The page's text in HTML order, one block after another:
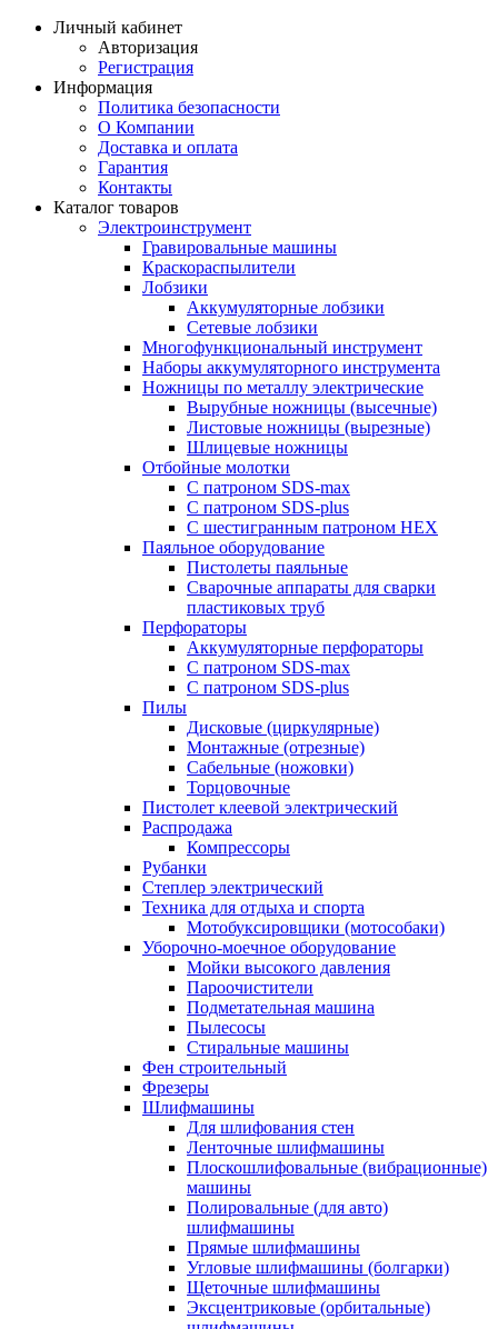
Личный кабинет
Авторизация
Регистрация
Информация
Политика безопасности
О Компании
Доставка и оплата
Гарантия
Контакты
Каталог товаров
Электроинструмент
Гравировальные машины
Краскораспылители
Лобзики
Аккумуляторные лобзики
Сетевые лобзики
Многофункциональный инструмент
Наборы аккумуляторного инструмента
Ножницы по металлу электрические
Вырубные ножницы (высечные)
Листовые ножницы (вырезные)
Шлицевые ножницы
Отбойные молотки
С патроном SDS-max
С патроном SDS-plus
С шестигранным патроном HEX
Паяльное оборудование
Пистолеты паяльные
Сварочные аппараты для сварки
пластиковых труб
Перфораторы
Аккумуляторные перфораторы
С патроном SDS-max
С патроном SDS-plus
Пилы
Дисковые (циркулярные)
Монтажные (отрезные)
Сабельные (ножовки)
Торцовочные
Пистолет клеевой электрический
Распродажа
Компрессоры
Рубанки
Степлер электрический
Техника для отдыха и спорта
Мотобуксировщики (мотособаки)
Уборочно-моечное оборудование
Мойки высокого давления
Пароочистители
Подметательная машина
Пылесосы
Стиральные машины
Фен строительный
Фрезеры
Шлифмашины
Для шлифования стен
Ленточные шлифмашины
Плоскошлифовальные (вибрационные)
машины
Полировальные (для авто)
шлифмашины
Прямые шлифмашины
Угловые шлифмашины (болгарки)
Щеточные шлифмашины
Эксцентриковые (орбитальные)